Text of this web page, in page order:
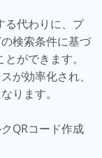
る代わりに、プ
検索条件に基づ
ができます。
が効率化され、
ります。
QRコード作成